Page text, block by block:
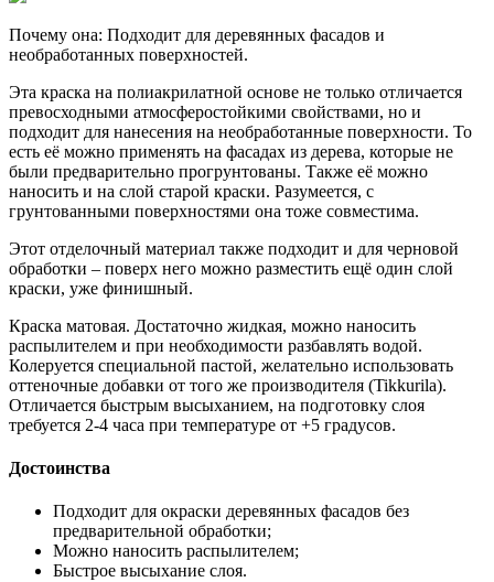
Почему она: Подходит для деревянных фасадов и
необработанных поверхностей.
Эта краска на полиакрилатной основе не только отличается
превосходными атмосферостойкими свойствами, но и
подходит для нанесения на необработанные поверхности. То
есть её можно применять на фасадах из дерева, которые не
были предварительно прогрунтованы. Также её можно
наносить и на слой старой краски. Разумеется, с
грунтованными поверхностями она тоже совместима.
Этот отделочный материал также подходит и для черновой
обработки – поверх него можно разместить ещё один слой
краски, уже финишный.
Краска матовая. Достаточно жидкая, можно наносить
распылителем и при необходимости разбавлять водой.
Колеруется специальной пастой, желательно использовать
оттеночные добавки от того же производителя (Tikkurila).
Отличается быстрым высыханием, на подготовку слоя
требуется 2-4 часа при температуре от +5 градусов.
Достоинства
Подходит для окраски деревянных фасадов без
предварительной обработки;
Можно наносить распылителем;
Быстрое высыхание слоя.